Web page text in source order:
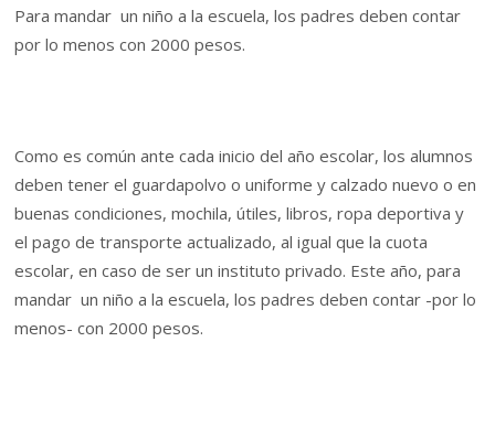
Para mandar un niño a la escuela, los padres deben contar
por lo menos con 2000 pesos.
Como es común ante cada inicio del año escolar, los alumnos
deben tener el guardapolvo o uniforme y calzado nuevo o en
buenas condiciones, mochila, útiles, libros, ropa deportiva y
el pago de transporte actualizado, al igual que la cuota
escolar, en caso de ser un instituto privado. Este año, para
mandar un niño a la escuela, los padres deben contar -por lo
menos- con 2000 pesos.